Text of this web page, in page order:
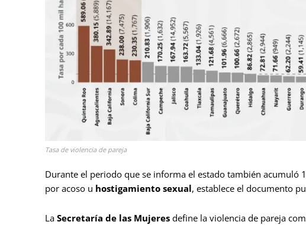
Tasa de violencia de pareja
Durante el periodo que se informa el estado también acumuló
por acoso u hostigamiento sexual, establece el documento
La Secretaría de las Mujeres define la violencia de pareja